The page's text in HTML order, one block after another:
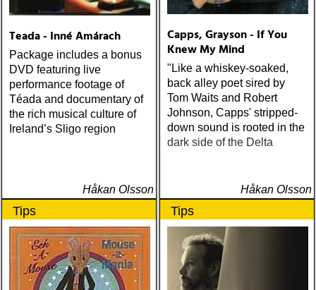
Teada - Inné Amárach
Package includes a bonus
DVD featuring live
performance footage of
Téada and documentary of
the rich musical culture of
Ireland’s Sligo region
Håkan Olsson
Capps, Grayson - If You
Knew My Mind
"Like a whiskey-soaked,
back alley poet sired by
Tom Waits and Robert
Johnson, Capps' stripped-
down sound is rooted in the
dark side of the Delta
Håkan Olsson
Tips Tips